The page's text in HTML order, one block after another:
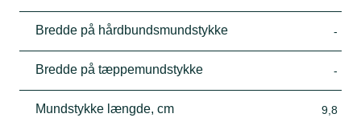
Bredde på hårdbundsmundstykke -
Bredde på tæppemundstykke -
Mundstykke længde, cm 9,8